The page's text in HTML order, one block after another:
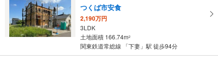
・
条
つくば市安食
2,190万円
3LDK
土地面積 166.74m2
関東鉄道常総線 「下妻」駅 徒歩94分